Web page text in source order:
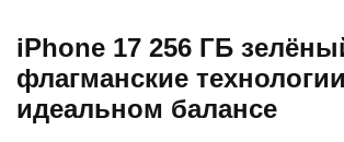
iPhone 17 256 ГБ
флагманские
идеальном балансе